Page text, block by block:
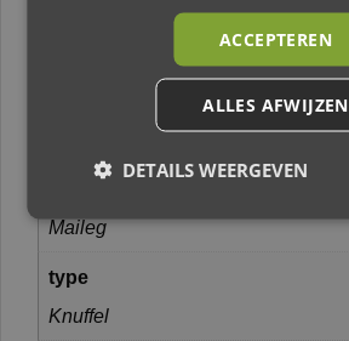
informatie
Maileg
type
Knuffel
ACCEPTEREN
ALLES AFWIJZEN
DETAILS WEERGEVEN